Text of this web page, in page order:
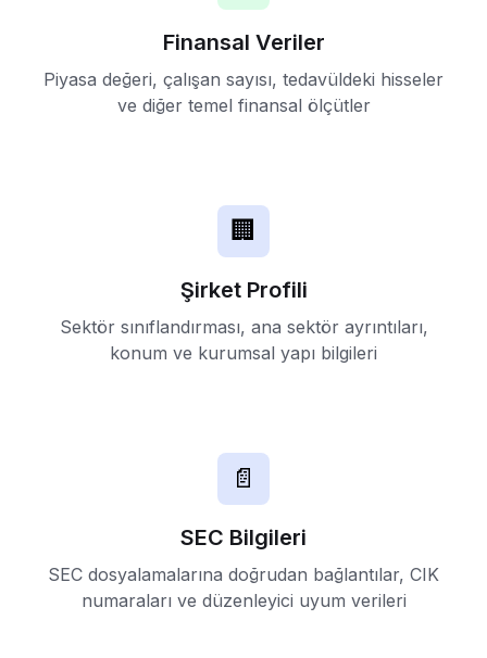
Finansal Veriler
Piyasa değeri, çalışan sayısı, tedavüldeki hisseler
ve diğer temel finansal ölçütler
🏢
Şirket Profili
Sektör sınıflandırması, ana sektör ayrıntıları,
konum ve kurumsal yapı bilgileri
📄
SEC Bilgileri
SEC dosyalamalarına doğrudan bağlantılar, CIK
numaraları ve düzenleyici uyum verileri